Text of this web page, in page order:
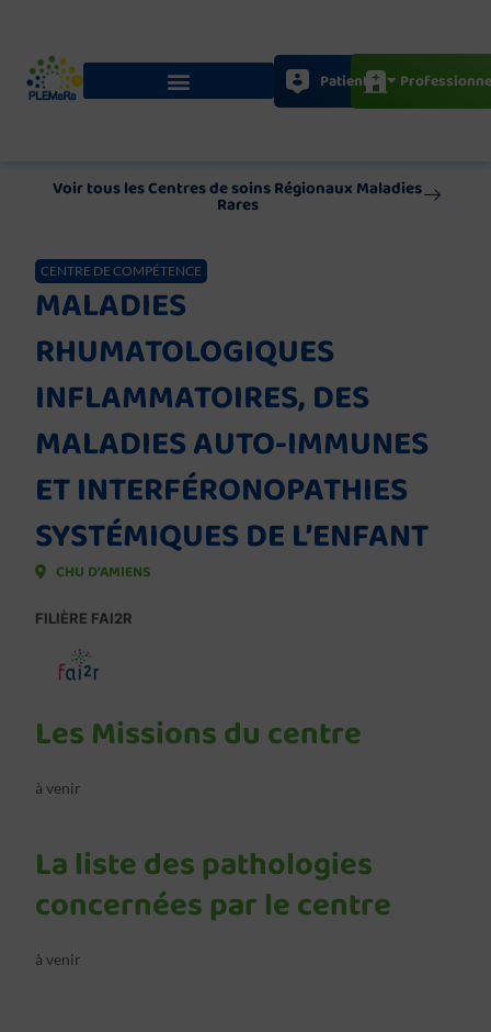
contenu
Patients
Voir tous les Centres de soins Régionaux Maladies
Rares
CENTRE DE COMPÉTENCE
MALADIES
RHUMATOLOGIQUES
INFLAMMATOIRES, DES
MALADIES AUTO-IMMUNES
ET INTERFÉRONOPATHIES
SYSTÉMIQUES DE L’ENFANT
CHU D’AMIENS
FILIÈRE FAI2R
Les Missions du centre
à venir
La liste des pathologies
concernées par le centre
à venir